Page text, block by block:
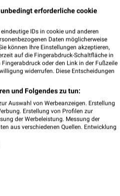
erforderliche cookie
IDs in cookie und anderen
Daten möglicherweise
können Ihre Einstellungen akzeptieren,
auf die Fingerabdruck-Schaltfläche in
oder den Link in der Fußzeile
widerrufen. Diese Entscheidungen
und Folgendes zu tun:
Auswahl von Werbeanzeigen. Erstellung
Erstellung von Profilen zur
der Werbeleistung. Messung der
aus verschiedenen Quellen. Entwicklung